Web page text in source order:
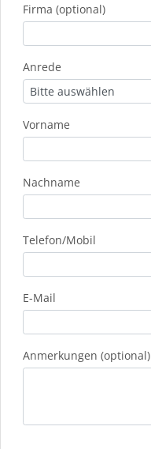
Firma (optional)
Anrede
Vorname
Nachname
Telefon/Mobil
E-Mail
Anmerkungen (optional)